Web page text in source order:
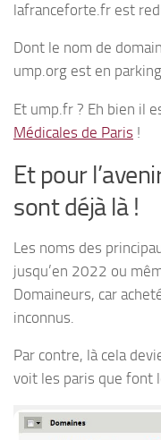
lafranceforte.fr est
Dont le nom de
ump.org est en
Et ump.fr ? Eh bien il
Médicales de Paris !
Et pour
sont déjà là !
Les noms des
jusqu’en 2022 ou
Domaineurs, car
inconnus.
Par contre, là cela
voit les paris que font